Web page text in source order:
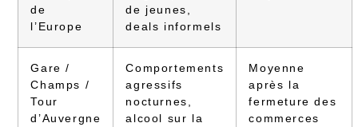
de
l’Europe
de jeunes,
deals informels
Gare /
Champs /
Tour
d’Auvergne
Comportements
agressifs
nocturnes,
alcool sur la
Moyenne
après la
fermeture des
commerces